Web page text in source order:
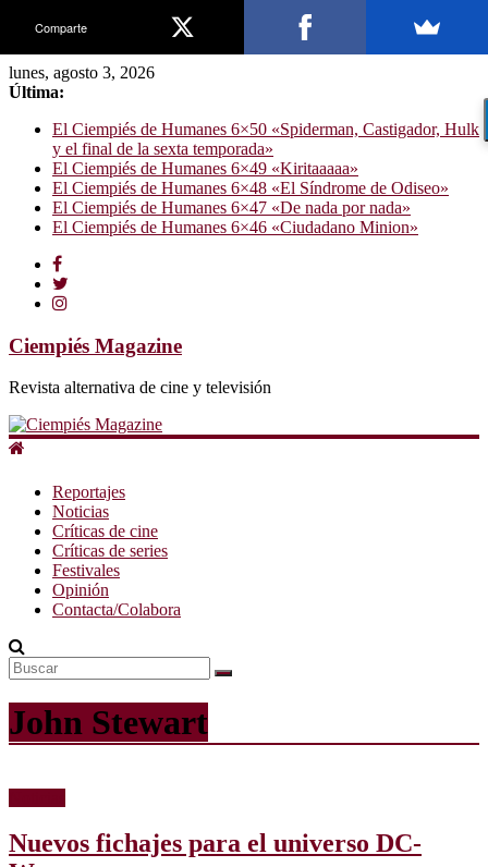
lunes, agosto 3, 2026
Última:
El Ciempiés de Humanes 6×50 «Spiderman, Castigador, Hulk
y el final de la sexta temporada»
El Ciempiés de Humanes 6×49 «Kiritaaaaa»
El Ciempiés de Humanes 6×48 «El Síndrome de Odiseo»
El Ciempiés de Humanes 6×47 «De nada por nada»
El Ciempiés de Humanes 6×46 «Ciudadano Minion»
Ciempiés Magazine
Revista alternativa de cine y televisión
Reportajes
Noticias
Críticas de cine
Críticas de series
Festivales
Opinión
Contacta/Colabora
John Stewart
Nuevos fichajes para el universo DC-
Comparte